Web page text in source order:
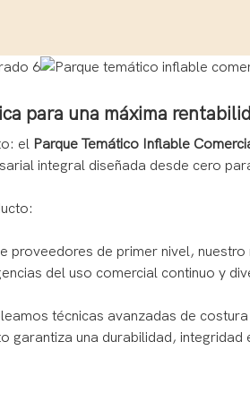
para una máxima
el Parque Temático Inflable
integral diseñada desde cero
de primer nivel,
del uso comercial continuo y
técnicas avanzadas de
una durabilidad, integridad